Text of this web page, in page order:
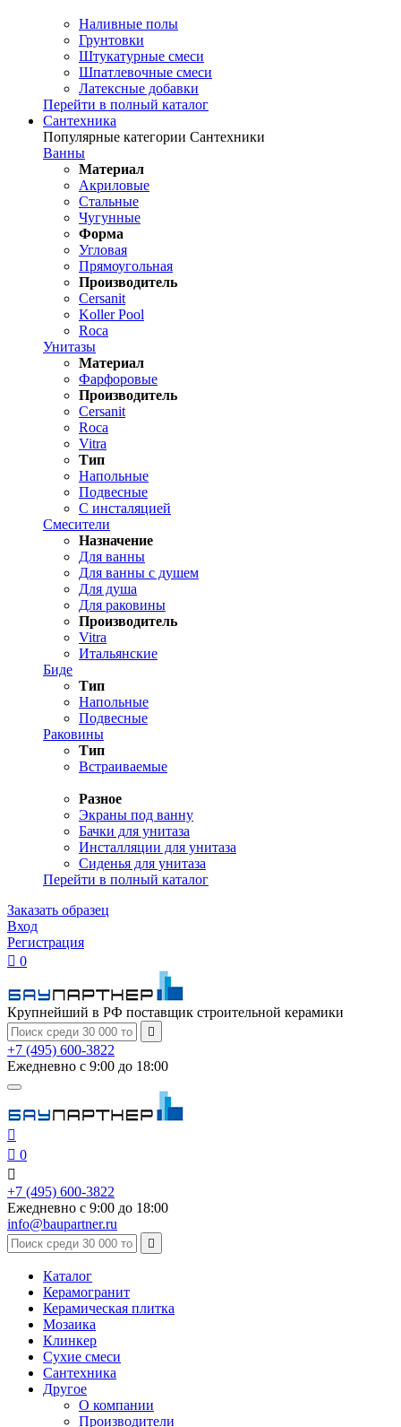
Наливные полы
Грунтовки
Штукатурные смеси
Шпатлевочные смеси
Латексные добавки
Перейти в полный каталог
Сантехника
Популярные категории Сантехники
Ванны
Материал
Акриловые
Стальные
Чугунные
Форма
Угловая
Прямоугольная
Производитель
Cersanit
Koller Pool
Roca
Унитазы
Материал
Фарфоровые
Производитель
Cersanit
Roca
Vitra
Тип
Напольные
Подвесные
С инсталяцией
Смесители
Назначение
Для ванны
Для ванны с душем
Для душа
Для раковины
Производитель
Vitra
Итальянские
Биде
Тип
Напольные
Подвесные
Раковины
Тип
Встраиваемые
Разное
Экраны под ванну
Бачки для унитаза
Инсталляции для унитаза
Сиденья для унитаза
Перейти в полный каталог
Заказать образец
Вход
Регистрация
 0
Крупнейший в РФ поставщик строительной керамики

+7 (495) 600-3822
Ежедневно с 9:00 до 18:00

 0

+7 (495) 600-3822
Ежедневно с 9:00 до 18:00
info@baupartner.ru

Каталог
Керамогранит
Керамическая плитка
Мозаика
Клинкер
Сухие смеси
Сантехника
Другое
О компании
Производители